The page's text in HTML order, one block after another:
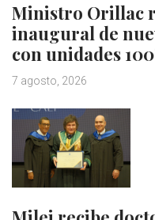
Ministro Orillac
inaugural de
con unidades
7 agosto, 2026